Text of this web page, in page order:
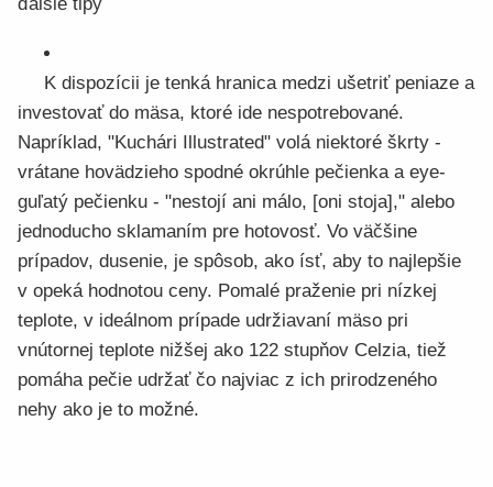
K dispozícii je tenká hranica medzi ušetriť peniaze a
investovať do mäsa, ktoré ide nespotrebované.
Napríklad, "Kuchári Illustrated" volá niektoré škrty -
vrátane hovädzieho spodné okrúhle pečienka a eye-
guľatý pečienku - "nestojí ani málo, [oni stoja]," alebo
jednoducho sklamaním pre hotovosť. Vo väčšine
prípadov, dusenie, je spôsob, ako ísť, aby to najlepšie
v opeká hodnotou ceny. Pomalé praženie pri nízkej
teplote, v ideálnom prípade udržiavaní mäso pri
vnútornej teplote nižšej ako 122 stupňov Celzia, tiež
pomáha pečie udržať čo najviac z ich prirodzeného
nehy ako je to možné.